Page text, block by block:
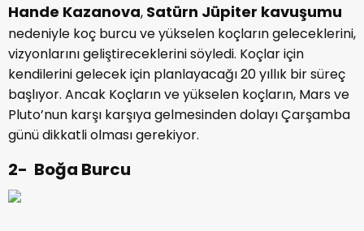
Hande Kazanova, Satürn Jüpiter kavuşumu
nedeniyle koç burcu ve yükselen koçların geleceklerini,
vizyonlarını geliştireceklerini söyledi. Koçlar için
kendilerini gelecek için planlayacağı 20 yıllık bir süreç
başlıyor. Ancak Koçların ve yükselen koçların, Mars ve
Pluto’nun karşı karşıya gelmesinden dolayı Çarşamba
günü dikkatli olması gerekiyor.
2- Boğa Burcu